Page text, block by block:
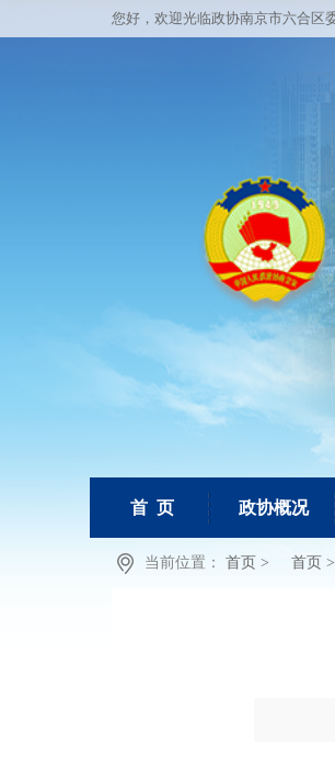
您好，欢迎光临政协南京市六合区
首 页 政协概况
当前位置： 首页 > 首页 >